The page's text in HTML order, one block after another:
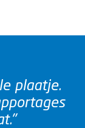
plaatje.